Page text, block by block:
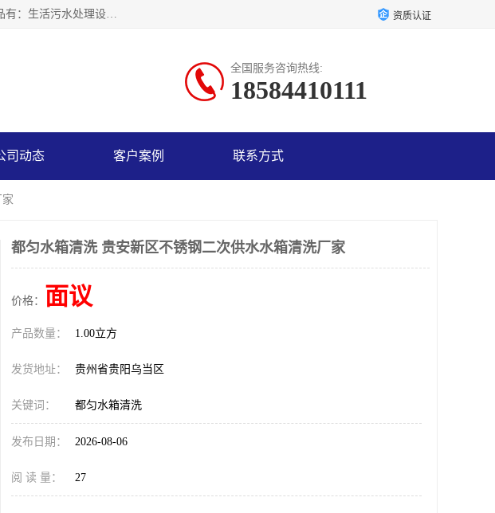
贵州鑫沣源环境科技公司主营一体化污水处理设备、医院污水处理设备、地埋式一体化污水设备；主要产品有：生活污水处理设备，养殖场废水处理设备，屠宰废水处理设备，洗涤废水处理设备，MBR膜生物处理设备，反渗透纯水设备，二次供水水箱清洗消毒，净水过滤设备，软水设备等。欢迎新老顾客来电咨询！ 资质认证
全国服务咨询热线:
18584410111
司动态 客户案例 联系方式
都匀水箱清洗 贵安新区不锈钢二次供水水箱清洗厂家
价格： 面议
产品数量： 1.00立方
发货地址： 贵州省贵阳乌当区
关键词： 都匀水箱清洗
发布日期： 2026-08-06
阅 读 量： 27